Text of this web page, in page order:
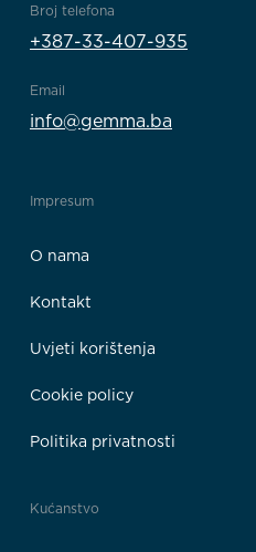
Broj telefona
+387-33-407-935
Email
info@gemma.ba
Impresum
O nama
Kontakt
Uvjeti korištenja
Cookie policy
Politika privatnosti
Kućanstvo